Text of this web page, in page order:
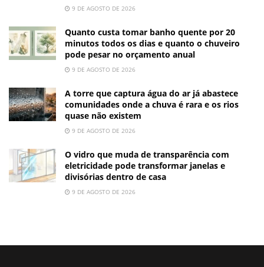
9 DE AGOSTO DE 2026
Quanto custa tomar banho quente por 20
minutos todos os dias e quanto o chuveiro
pode pesar no orçamento anual
9 DE AGOSTO DE 2026
A torre que captura água do ar já abastece
comunidades onde a chuva é rara e os rios
quase não existem
9 DE AGOSTO DE 2026
O vidro que muda de transparência com
eletricidade pode transformar janelas e
divisórias dentro de casa
9 DE AGOSTO DE 2026